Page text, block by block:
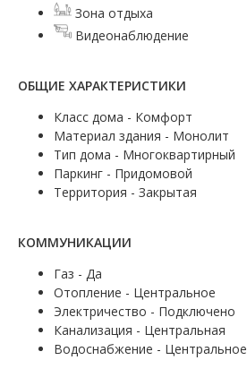
Зона отдыха
Видеонаблюдение
ОБЩИЕ ХАРАКТЕРИСТИКИ
Класс дома - Комфорт
Материал здания - Монолит
Тип дома - Многоквартирный
Паркинг - Придомовой
Территория - Закрытая
КОММУНИКАЦИИ
Газ - Да
Отопление - Центральное
Электричество - Подключено
Канализация - Центральная
Водоснабжение - Центральное